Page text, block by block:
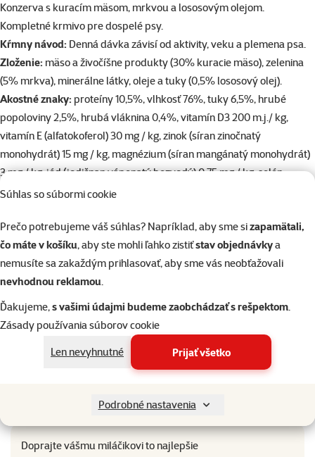
Súhlas so súbormi cookie
Prečo potrebujeme váš súhlas? Napríklad, aby sme sizapamätali,
čo máte v košíku, aby ste mohli ľahko zistiťstav objednávkya
nemusíte sa zakaždým prihlasovať, aby sme vás neobťažovali
nevhodnou reklamou.
Ďakujeme,s vašimi údajmi budeme zaobchádzať s rešpektom.
Zásady používania súborov cookie
Len nevyhnutné
Prijať všetko
Podrobné nastavenia
superzoo.product.detail.content
Konzerva s kuracím mäsom, mrkvou a lososovým olejom.
Kompletné krmivo pre dospelé psy.
Kŕmny návod: Denná dávka závisí od aktivity, veku a plemena psa.
Zloženie: mäso a živočíšne produkty (30% kuracie mäso), zelenina
(5% mrkva), minerálne látky, oleje a tuky (0,5% lososový olej).
Akostné znaky: proteíny 10,5%, vlhkosť 76%, tuky 6,5%, hrubé
popoloviny 2,5%, hrubá vláknina 0,4%, vitamín D3 200 m.j./ kg,
vitamín E (alfatokoferol) 30 mg / kg, zinok (síran zinočnatý
monohydrát) 15 mg / kg, magnézium (síran mangánatý monohydrát)
3 mg / kg, jód (jodičnan vápenatý bezvodý) 0,75 mg / kg, selén
(seleničitan sodný) 0,03 mg / kg.
Parametre
Veľkosť psa
Miniatúrny, Malý, Stredný, Veľký, Obrí
Vek psa
Dospelý
Kvalita
Zloženie
Kura, Zelenina
Gramáž
Konzervy
Hmotnosť balenia
101 - 400 g
Ontario
8595091768028
Doprajte vášmu miláčikovi to najlepšie